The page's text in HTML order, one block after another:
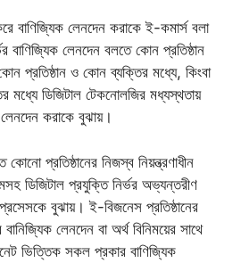
বাণিজ্যিক লেনদেন করাকে ই-কমার্স বলা
বাণিজ্যিক লেনদেন বলতে কোন প্রতিষ্ঠান
প্রতিষ্ঠান ও কোন ব্যক্তির মধ্যে, কিংবা
ডিজিটাল টেকনোলজির মধ্যস্থতায়
করাকে বুঝায়।
প্রতিষ্ঠানের নিজস্ব নিয়ন্ত্রণাধীন
ডিজিটাল প্রযুক্তি নির্ভর অভ্যন্তরীণ
বুঝায়। ই-বিজনেস প্রতিষ্ঠানের
লেনদেন বা অর্থ বিনিময়ের সাথে
ভিত্তিক সকল প্রকার বাণিজ্যিক